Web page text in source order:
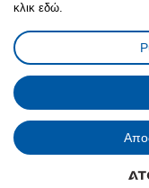
Πολιτική
Γενική
Πολιτική
Κώδικας
© Inter-
κλικ εδώ.